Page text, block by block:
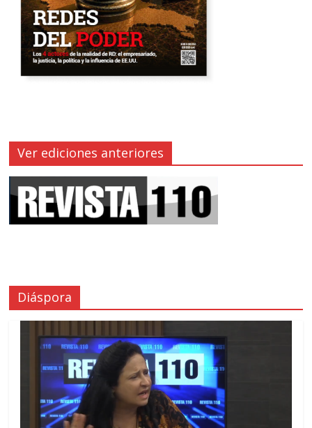
Ver ediciones anteriores
Diáspora